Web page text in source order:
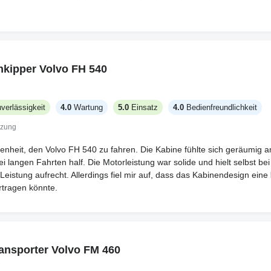
mich nicht eingeengt gefühlt. Der Bezug des Fahrersitzes ist nicht
Insgesamt ist es eine moderne Variante, die Ihnen in
Volvo FH 540
4.0 Wartung 5.0 Einsatz 4.0 Bedienfreundlichkeit
den Volvo FH 540 zu fahren. Die Kabine fühlte sich geräumig
langen Fahrten half. Die Motorleistung war solide und hielt selbst
aufrecht. Allerdings fiel mir auf, dass das Kabinendesign eine
könnte.
Volvo FM 460